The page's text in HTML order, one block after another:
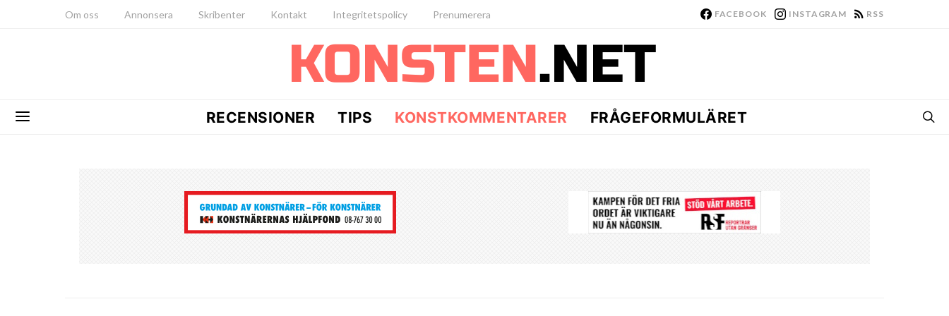
Om oss Annonsera Skribenter Kontakt Integritetspolicy Prenumerera FACEBOOK INSTAGRAM RSS
RECENSIONER TIPS KONSTKOMMENTARER FRÅGEFORMULÄRET